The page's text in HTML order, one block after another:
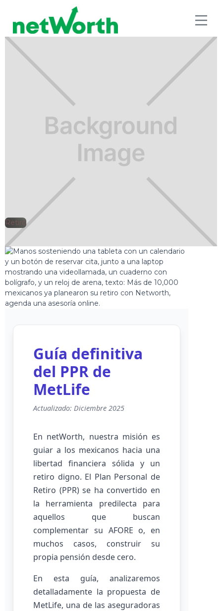
Retiro
Guía definitiva
del PPR de
MetLife
Actualizado: Diciembre 2025
En netWorth, nuestra misión es
guiar a los mexicanos hacia una
libertad financiera sólida y un
retiro digno. El Plan Personal de
Retiro (PPR) se ha convertido en
la herramienta predilecta para
aquellos que buscan
complementar su AFORE o, en
muchos casos, construir su
propia pensión desde cero.
En esta guía, analizaremos
detalladamente la propuesta de
MetLife, una de las aseguradoras